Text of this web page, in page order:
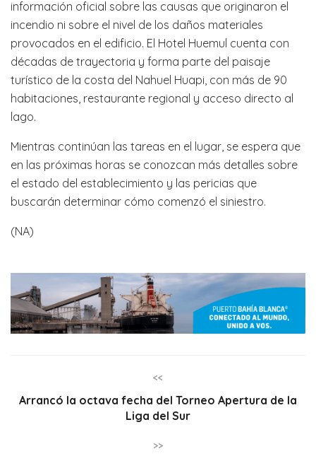
información oficial sobre las causas que originaron el
incendio ni sobre el nivel de los daños materiales
provocados en el edificio. El Hotel Huemul cuenta con
décadas de trayectoria y forma parte del paisaje
turístico de la costa del Nahuel Huapi, con más de 90
habitaciones, restaurante regional y acceso directo al
lago.
Mientras continúan las tareas en el lugar, se espera que
en las próximas horas se conozcan más detalles sobre
el estado del establecimiento y las pericias que
buscarán determinar cómo comenzó el siniestro.
(NA)
<<
Arrancó la octava fecha del Torneo Apertura de la
Liga del Sur
>>